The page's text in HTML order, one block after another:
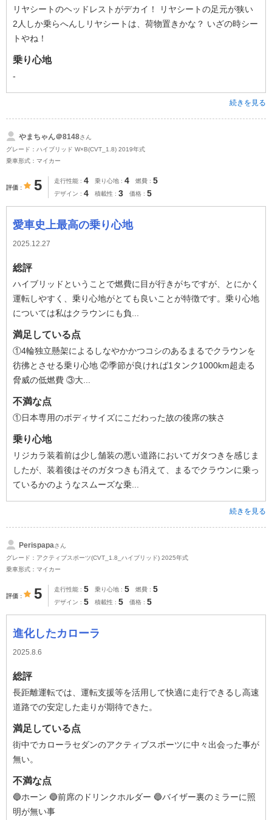
リヤシートのヘッドレストがデカイ！ リヤシートの足元が狭い
2人しか乗らへんしリヤシートは、荷物置きかな？ いざの時シー
トやね！
乗り心地
-
続きを見る
やまちゃん＠8148さん
グレード：ハイブリッド W×B(CVT_1.8) 2019年式
乗車形式：マイカー
評価 5 走行性能 4 乗り心地 4 燃費 5
デザイン 4 積載性 3 価格 5
愛車史上最高の乗り心地
2025.12.27
総評
ハイブリッドということで燃費に目が行きがちですが、とにかく
運転しやすく、乗り心地がとても良いことが特徴です。乗り心地
については私はクラウンにも負...
満足している点
①4輪独立懸架によるしなやかかつコシのあるまるでクラウンを
彷彿とさせる乗り心地 ②季節が良ければ1タンク1000km超走る
脅威の低燃費 ③大...
不満な点
①日本専用のボディサイズにこだわった故の後席の狭さ
乗り心地
リジカラ装着前は少し舗装の悪い道路においてガタつきを感じま
したが、装着後はそのガタつきも消えて、まるでクラウンに乗っ
ているかのようなスムーズな乗...
続きを見る
Perispapaさん
グレード：アクティブスポーツ(CVT_1.8_ハイブリッド) 2025年式
乗車形式：マイカー
評価 5 走行性能 5 乗り心地 5 燃費 5
デザイン 5 積載性 5 価格 5
進化したカローラ
2025.8.6
総評
長距離運転では、運転支援等を活用して快適に走行できるし高速
道路での安定した走りが期待できた。
満足している点
街中でカローラセダンのアクティブスポーツに中々出会った事が
無い。
不満な点
🔵ホーン 🔵前席のドリンクホルダー 🔵バイザー裏のミラーに照
明が無い事